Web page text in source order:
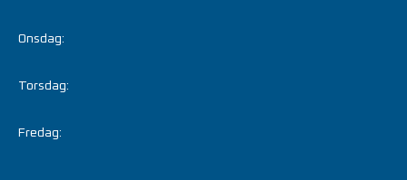
Onsdag:
Torsdag:
Fredag: